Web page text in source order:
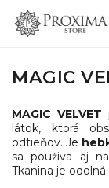
MAGIC
MAGIC VELVET
látok, ktorá
odtieňov. Je
sa použiva aj
Tkanina je